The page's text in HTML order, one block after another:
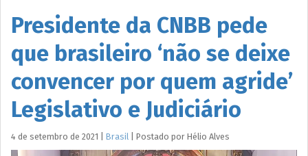
Presidente da CNBB pede
que brasileiro ‘não se deixe
convencer por quem agride’
Legislativo e Judiciário
4 de setembro de 2021 Brasil Postado por Hélio Alves